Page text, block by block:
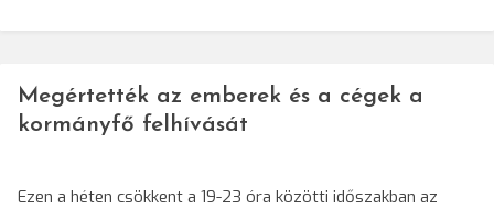
Megértették az emberek és a cégek a
kormányfő felhívását
Ezen a héten csökkent a 19-23 óra közötti időszakban az